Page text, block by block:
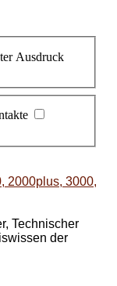
Ausdruck
2000plus, 3000,
Technischer
der